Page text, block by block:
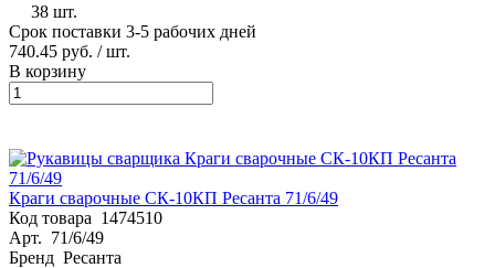
38 шт.
Срок поставки 3-5 рабочих дней
740.45 руб. / шт.
В корзину
Краги сварочные СК-10КП Ресанта 71/6/49
Код товара 1474510
Арт. 71/6/49
Бренд Ресанта